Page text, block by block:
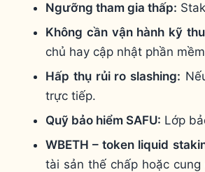
Ngưỡng tham gia thấp:
Không cần vận hành kỹ
chủ hay cập nhật phần
Hấp thụ rủi ro slashing:
trực tiếp.
Quỹ bảo hiểm SAFU: Lớp
WBETH – token liquid
tài sản thế chấp hoặc